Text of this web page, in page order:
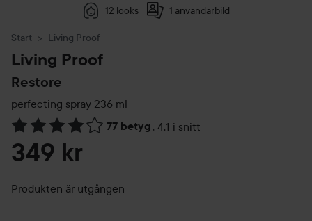
12 looks 1 användarbild
Start Living Proof
Living Proof
Restore
perfecting spray 236 ml
77 betyg , 4.1 i snitt
Hoppa till Betyg & kommentarer
349 kr
Produkten är utgången